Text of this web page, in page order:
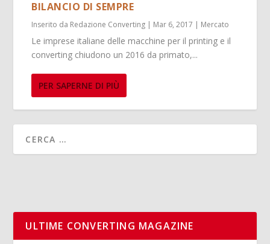
BILANCIO DI SEMPRE
Inserito da Redazione Converting | Mar 6, 2017 | Mercato
Le imprese italiane delle macchine per il printing e il
converting chiudono un 2016 da primato,...
PER SAPERNE DI PIÙ
ULTIME CONVERTING MAGAZINE